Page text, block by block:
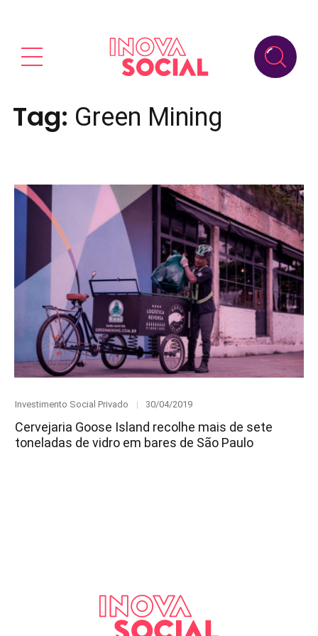
Tag: Green Mining
Category
Investimento Social Privado
Posted
30/04/2019
Cervejaria Goose Island recolhe mais de sete
toneladas de vidro em bares de São Paulo